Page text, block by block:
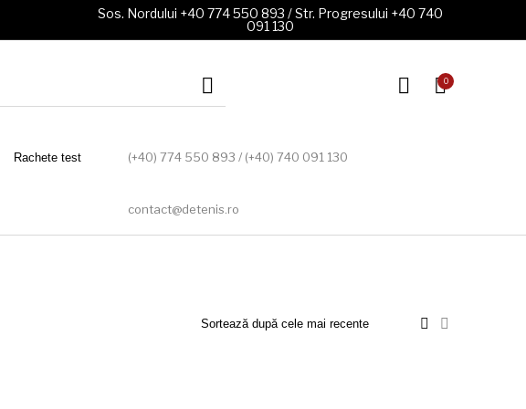
Sos. Nordului +40 774 550 893 / Str. Progresului +40 740
091 130
0
Rachete test (+40) 774 550 893 / (+40) 740 091 130
contact@detenis.ro